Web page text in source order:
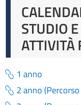
STUDIO
ATTIVITÀ
1 anno
2 anno